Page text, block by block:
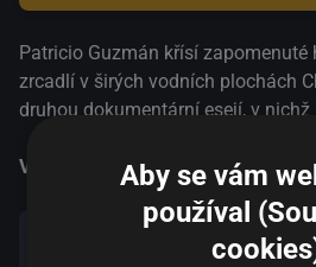
Patricio Guzmán křísí zapomenuté
zrcadlí v širých vodních plochách
druhou dokumentární esejí, v
rozjímá o historii své země
výrazně určuje její ráz. V Nostalgia
světlo z hvězd, které filmaře
traumatickým dědictvím
Perleťovém knoflíku si zvolil vodu.
Více informacíAby se vám
používal